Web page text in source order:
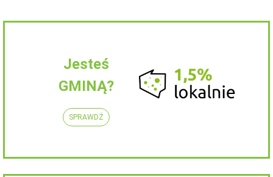
Jesteś
GMINĄ?
SPRAWDŹ